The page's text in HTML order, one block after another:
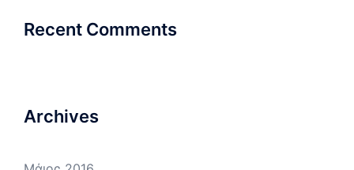
Recent Comments
Archives